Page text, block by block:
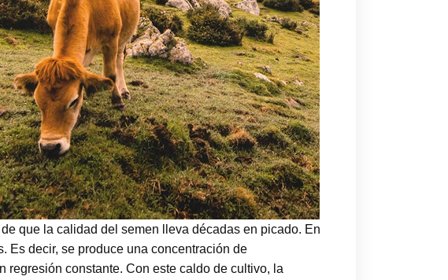
que la calidad del semen lleva décadas en picado. En
Es decir, se produce una concentración de
regresión constante. Con este caldo de cultivo, la